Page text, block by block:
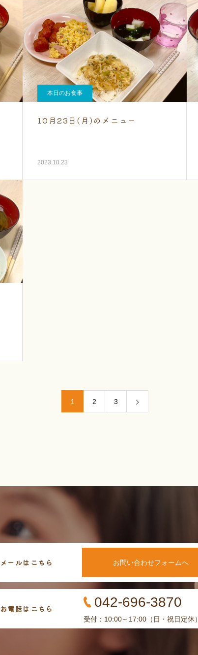
本日のお食事
10月23日(月)のメニュー
2023.10.23
1 2 3
メールはこちら お問い合わせフォームへ
お電話はこちら 042-696-3870
受付：10:00～17:00（日・祝日定休）